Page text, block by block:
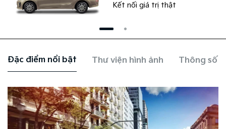
Kết nối giá trị thật
Đặc điểm nổi bật Thư viện hình ảnh Thông số